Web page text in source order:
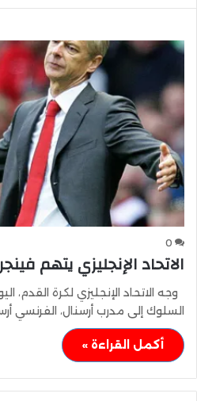
0
الاتحاد الإنجليزي يتهم
وجه الاتحاد الإنجليزي لكرة القدم،
السلوك إلى مدرب أرسنال، الفرنسي
أكمل القراءة »